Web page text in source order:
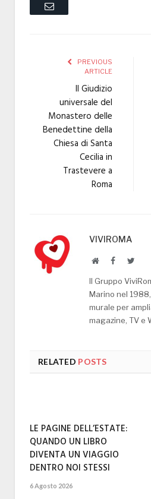
Email
PREVIOUS
ARTICLE
Il Giudizio
universale del
Monastero delle
Benedettine della
Chiesa di Santa
Cecilia in
Trastevere a
Roma
VIVIROMA
WebsiteFacebook
Il Gruppo
Marino nel
murale per
magazine, TV e
RELATED POSTS
LE PAGINE DELL’ESTATE:
QUANDO UN LIBRO
DIVENTA UN VIAGGIO
DENTRO NOI STESSI
6 Agosto 2026